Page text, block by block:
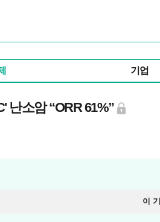
기업
난소암 “ORR 61%”
이